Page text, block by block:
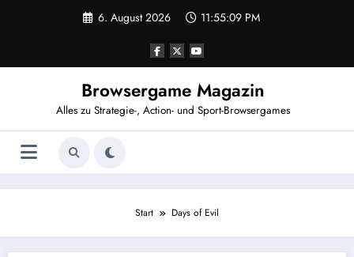
6. August 2026 11:55:09 PM
Browsergame Magazin
Alles zu Strategie-, Action- und Sport-Browsergames
Start Days of Evil